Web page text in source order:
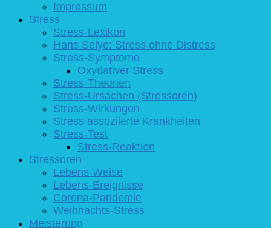
Impressum
Stress
Stress-Lexikon
Hans Selye: Stress ohne Distress
Stress-Symptome
Oxydativer Stress
Stress-Theorien
Stress-Ursachen (Stressoren)
Stress-Wirkungen
Stress assoziierte Krankheiten
Stress-Test
Stress-Reaktion
Stressoren
Lebens-Weise
Lebens-Ereignisse
Corona-Pandemie
Weihnachts-Stress
Meisterung